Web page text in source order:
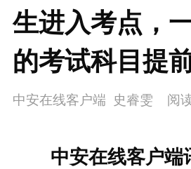
生进入考点，
的考试科目提
中安在线客户端 史睿雯 阅
中安在线客户端